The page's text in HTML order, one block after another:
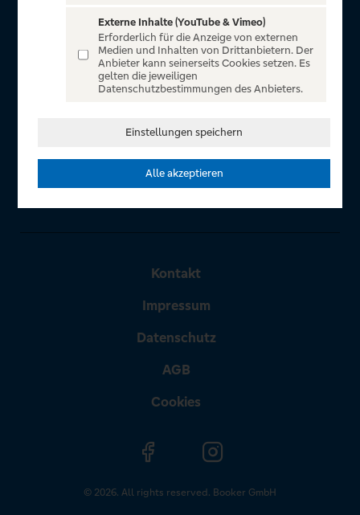
atemberaubende Konzerte, Musicals und Shows, die
Fußball-Bundesliga sowie die Champions League und die
Europa League.
Kontakt
Impressum
Datenschutz
AGB
Cookies
© 2026. All rights reserved. Booker GmbH
Externe Inhalte (YouTube & Vimeo)
Erforderlich für die Anzeige von externen
Medien und Inhalten von Drittanbietern. Der
Anbieter kann seinerseits Cookies setzen. Es
gelten die jeweiligen
Datenschutzbestimmungen des Anbieters.
Einstellungen speichern
Alle akzeptieren